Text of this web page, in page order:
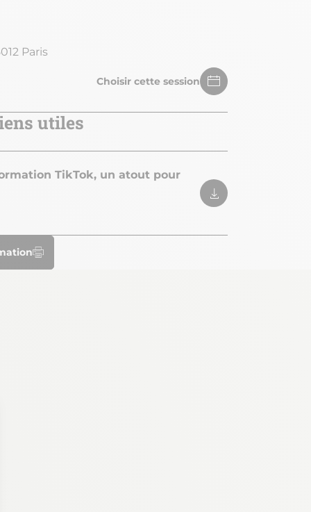
Paris
Choisir cette session
utiles
TikTok, un atout pour